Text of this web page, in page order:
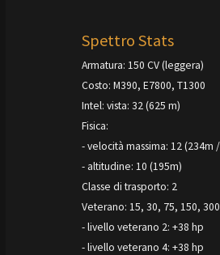
Spettro Stats
Armatura: 150 CV (leggera)
Costo: M390, E7800, T1300
Intel: vista: 32 (625 m)
Fisica:
- velocità massima: 12 (234m
- altitudine: 10 (195m)
Classe di trasporto: 2
Veterano: 15, 30, 75, 150,
- livello veterano 2: +38 hp
- livello veterano 4: +38 hp